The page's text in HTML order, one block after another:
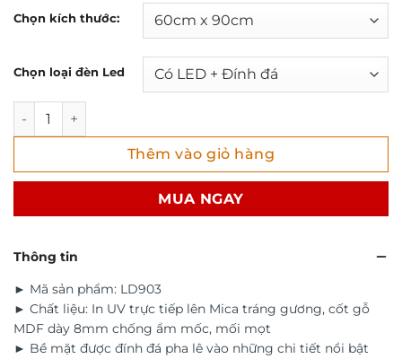
2.850.000 ₫
Chọn kích thước:
Chọn loại đèn Led
Tranh phòng khách sang trọng đèn LED pha lê đính đá
Thêm vào giỏ hàng
MUA NGAY
Thông tin
► Mã sản phẩm: LD903
► Chất liệu: In UV trực tiếp lên Mica tráng gương, cốt gỗ
MDF dày 8mm chống ẩm mốc, mối mọt
► Bề mặt được đính đá pha lê vào những chi tiết nổi bật